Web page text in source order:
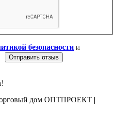
безопасности и
дом ОПТПРОЕКТ |